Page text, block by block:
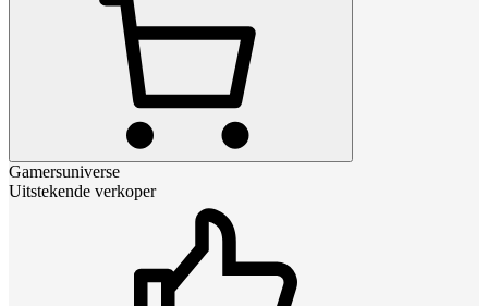
Gamersuniverse
Uitstekende verkoper